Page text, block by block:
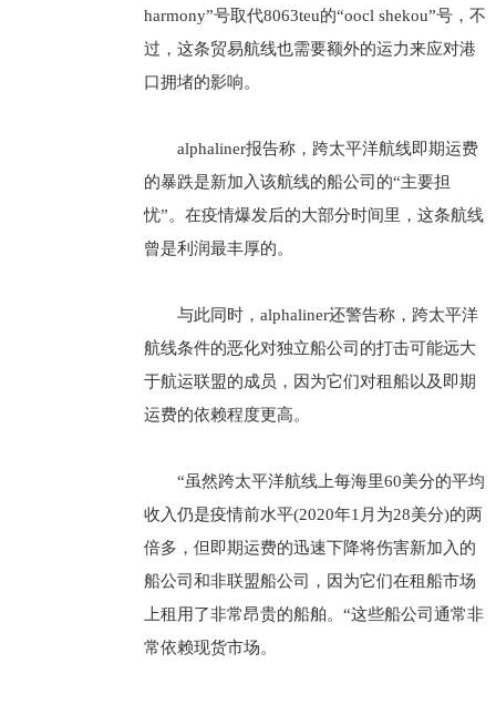
harmony”号取代8063teu的“oocl shekou”号，不
过，这条贸易航线也需要额外的运力来应对港
口拥堵的影响。
alphaliner报告称，跨太平洋航线即期运费
的暴跌是新加入该航线的船公司的“主要担
忧”。在疫情爆发后的大部分时间里，这条航线
曾是利润最丰厚的。
与此同时，alphaliner还警告称，跨太平洋
航线条件的恶化对独立船公司的打击可能远大
于航运联盟的成员，因为它们对租船以及即期
运费的依赖程度更高。
“虽然跨太平洋航线上每海里60美分的平均
收入仍是疫情前水平(2020年1月为28美分)的两
倍多，但即期运费的迅速下降将伤害新加入的
船公司和非联盟船公司，因为它们在租船市场
上租用了非常昂贵的船舶。“这些船公司通常非
常依赖现货市场。